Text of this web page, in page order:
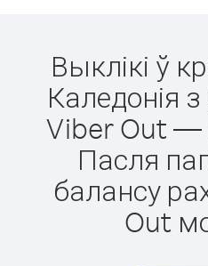
Выклікі ў
Каледонія
Viber Out —
Пасля
балансу
Out